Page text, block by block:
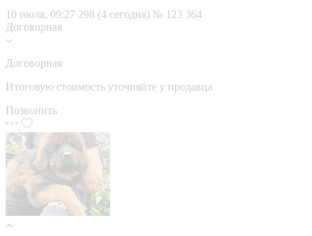
10 июля, 09:27 298 (4 сегодня) № 123 364
Договорная
Договорная
Итоговую стоимость уточняйте у продавца
Позвонить